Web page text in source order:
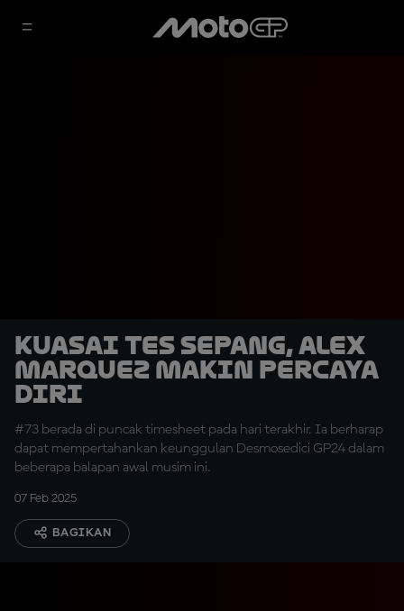
Kuasai Tes Sepang, Alex
Marquez Makin Percaya
Diri
#73 berada di puncak timesheet pada hari terakhir. Ia berharap
dapat mempertahankan keunggulan Desmosedici GP24 dalam
beberapa balapan awal musim ini.
07 Feb 2025
BAGIKAN